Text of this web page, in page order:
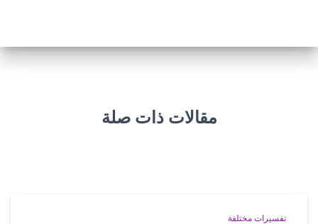
مقالات ذات صلة
تفسيرات مختلفة